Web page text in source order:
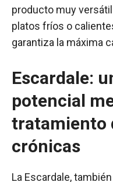
producto muy
platos fríos o
garantiza la máxima
Escardale:
potencial
tratamiento
crónicas
La Escardale,